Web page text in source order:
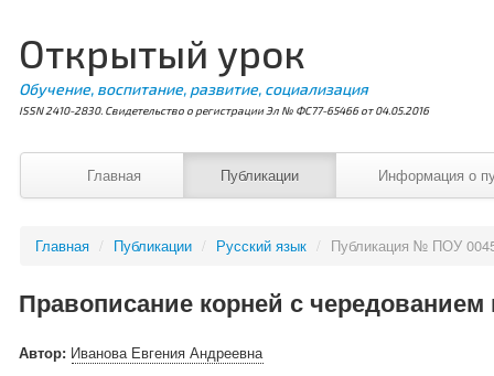
Открытый урок
Обучение, воспитание, развитие, социализация
ISSN 2410-2830. Свидетельство о регистрации Эл № ФС77-65466 от 04.05.2016
Главная Публикации Информация о
Главная / Публикации / Русский язык / Публикация № ПОУ
Правописание корней с чередованием
Автор: Иванова Евгения Андреевна